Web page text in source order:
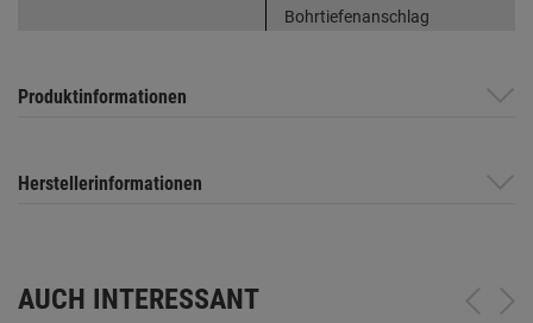
Bohrtiefenanschlag
Produktinformationen
Herstellerinformationen
AUCH INTERESSANT